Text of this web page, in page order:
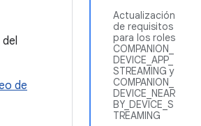
Actualización
de requisitos
para los roles
COMPANION_
DEVICE_APP_
STREAMING y
COMPANION_
DEVICE_NEAR
BY_DEVICE_S
TREAMING
de